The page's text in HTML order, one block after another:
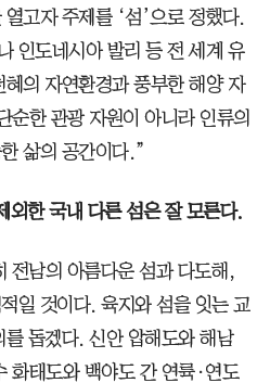
고자 주제를 ‘섬’으로 정했다.
인도네시아 발리 등 전 세계 유
의 자연환경과 풍부한 해양 자
순한 관광 자원이 아니라 인류의
삶의 공간이다.”
외한 국내 다른 섬은 잘 모른다.
전남의 아름다운 섬과 다도해,
일 것이다. 육지와 섬을 잇는 교
돕겠다. 신안 압해도와 해남
화태도와 백야도 간 연륙·연도